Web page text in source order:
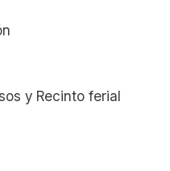
y Recinto ferial